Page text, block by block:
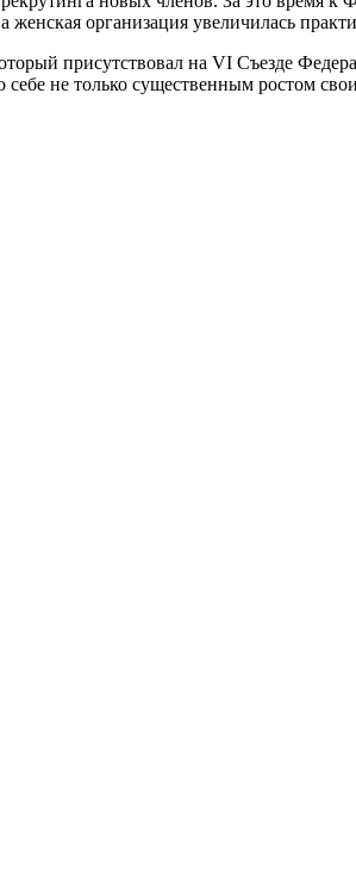
организация увеличилась
присутствовал на VI Съез­де
не толь­ко существенным ростом